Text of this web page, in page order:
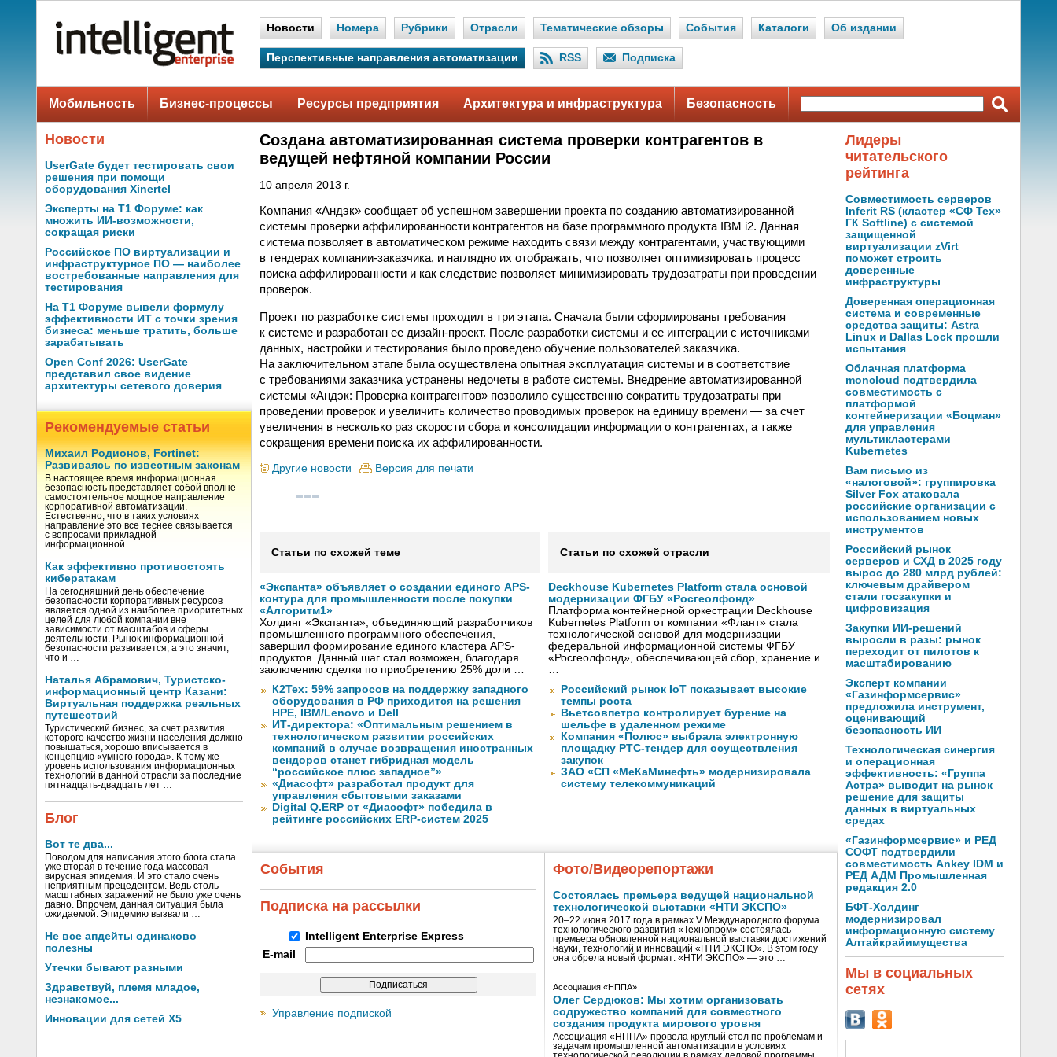
Новости Номера Рубрики Отрасли Тематические обзоры События Каталоги Об издании
Перспективные направления автоматизации RSS Подписка
Мобильность Бизнес-процессы Ресурсы предприятия Архитектура и инфраструктура Безопасность
Новости
UserGate будет тестировать свои
решения при помощи
оборудования Xinertel
Эксперты на Т1 Форуме: как
множить ИИ-возможности,
сокращая риски
Российское ПО виртуализации и
инфраструктурное ПО — наиболее
востребованные направления для
тестирования
На Т1 Форуме вывели формулу
эффективности ИТ с точки зрения
бизнеса: меньше тратить, больше
зарабатывать
Open Conf 2026: UserGate
представил свое видение
архитектуры сетевого доверия
Рекомендуемые статьи
Михаил Родионов, Fortinet:
Развиваясь по известным законам
В настоящее время информационная
безопасность представляет собой вполне
самостоятельное мощное направление
корпоративной автоматизации.
Естественно, что в таких условиях
направление это все теснее связывается
с вопросами прикладной
информационной …
Как эффективно противостоять
кибератакам
На сегодняшний день обеспечение
безопасности корпоративных ресурсов
является одной из наиболее приоритетных
целей для любой компании вне
зависимости от масштабов и сферы
деятельности. Рынок информационной
безопасности развивается, а это значит,
что и …
Наталья Абрамович, Туристско-
информационный центр Казани:
Виртуальная поддержка реальных
путешествий
Туристический бизнес, за счет развития
которого качество жизни населения должно
повышаться, хорошо вписывается в
концепцию «умного города». К тому же
уровень использования информационных
технологий в данной отрасли за последние
пятнадцать-двадцать лет …
Блог
Вот те два...
Поводом для написания этого блога стала
уже вторая в течение года массовая
вирусная эпидемия. И это стало очень
неприятным прецедентом. Ведь столь
масштабных заражений не было уже очень
давно. Впрочем, данная ситуация была
ожидаемой. Эпидемию вызвали …
Не все апдейты одинаково
полезны
Утечки бывают разными
Здравствуй, племя младое,
незнакомое...
Инновации для сетей X5
Создана автоматизированная система проверки контрагентов в
ведущей нефтяной компании России
10 апреля 2013 г.
Компания «Андэк» сообщает об успешном завершении проекта по созданию автоматизированной
системы проверки аффилированности контрагентов на базе программного продукта IBM i2. Данная
система позволяет в автоматическом режиме находить связи между контрагентами, участвующими
в тендерах компании-заказчика, и наглядно их отображать, что позволяет оптимизировать процесс
поиска аффилированности и как следствие позволяет минимизировать трудозатраты при проведении
проверок.
Проект по разработке системы проходил в три этапа. Сначала были сформированы требования
к системе и разработан ее дизайн-проект. После разработки системы и ее интеграции с источниками
данных, настройки и тестирования было проведено обучение пользователей заказчика.
На заключительном этапе была осуществлена опытная эксплуатация системы и в соответствие
с требованиями заказчика устранены недочеты в работе системы. Внедрение автоматизированной
системы «Андэк: Проверка контрагентов» позволило существенно сократить трудозатраты при
проведении проверок и увеличить количество проводимых проверок на единицу времени — за счет
увеличения в несколько раз скорости сбора и консолидации информации о контрагентах, а также
сокращения времени поиска их аффилированности.
Другие новости Версия для печати
Статьи по схожей теме
«Экспанта» объявляет о создании единого APS-
контура для промышленности после покупки
«Алгоритм1»
Холдинг «Экспанта», объединяющий разработчиков
промышленного программного обеспечения,
завершил формирование единого кластера APS-
продуктов. Данный шаг стал возможен, благодаря
заключению сделки по приобретению 25% доли …
К2Тех: 59% запросов на поддержку западного
оборудования в РФ приходится на решения
HPE, IBM/Lenovo и Dell
ИТ-директора: «Оптимальным решением в
технологическом развитии российских
компаний в случае возвращения иностранных
вендоров станет гибридная модель
“российское плюс западное”»
«Диасофт» разработал продукт для
управления сбытовыми заказами
Digital Q.ERP от «Диасофт» победила в
рейтинге российских ERP-систем 2025
Статьи по схожей отрасли
Deckhouse Kubernetes Platform стала основой
модернизации ФГБУ «Росгеолфонд»
Платформа контейнерной оркестрации Deckhouse
Kubernetes Platform от компании «Флант» стала
технологической основой для модернизации
федеральной информационной системы ФГБУ
«Росгеолфонд», обеспечивающей сбор, хранение и
…
Российский рынок IoT показывает высокие
темпы роста
Вьетсовпетро контролирует бурение на
шельфе в удаленном режиме
Компания «Полюс» выбрала электронную
площадку РТС-тендер для осуществления
закупок
ЗАО «СП «МеКаМинефть» модернизировала
систему телекоммуникаций
События
Подписка на рассылки
Intelligent Enterprise Express
E-mail
Управление подпиской
Фото/Видеорепортажи
Состоялась премьера ведущей национальной
технологической выставки «НТИ ЭКСПО»
20–22 июня 2017 года в рамках V Международного форума
технологического развития «Технопром» состоялась
премьера обновленной национальной выставки достижений
науки, технологий и инноваций «НТИ ЭКСПО». В этом году
она обрела новый формат: «НТИ ЭКСПО» — это …
Ассоциация «НППА»
Олег Сердюков: Мы хотим организовать
содружество компаний для совместного
создания продукта мирового уровня
Ассоциация «НППА» провела круглый стол по проблемам и
задачам промышленной автоматизации в условиях
Лидеры
читательского
рейтинга
Совместимость серверов
Inferit RS (кластер «СФ Тех»
ГК Softline) с системой
защищенной
виртуализации zVirt
поможет строить
доверенные
инфраструктуры
Доверенная операционная
система и современные
средства защиты: Astra
Linux и Dallas Lock прошли
испытания
Облачная платформа
moncloud подтвердила
совместимость с
платформой
контейнеризации «Боцман»
для управления
мультикластерами
Kubernetes
Вам письмо из
«налоговой»: группировка
Silver Fox атаковала
российские организации с
использованием новых
инструментов
Российский рынок
серверов и СХД в 2025 году
вырос до 280 млрд рублей:
ключевым драйвером
стали госзакупки и
цифровизация
Закупки ИИ-решений
выросли в разы: рынок
переходит от пилотов к
масштабированию
Эксперт компании
«Газинформсервис»
предложила инструмент,
оценивающий
безопасность ИИ
Технологическая синергия
и операционная
эффективность: «Группа
Астра» выводит на рынок
решение для защиты
данных в виртуальных
средах
«Газинформсервис» и РЕД
СОФТ подтвердили
совместимость Ankey IDM и
РЕД АДМ Промышленная
редакция 2.0
БФТ-Холдинг
модернизировал
информационную систему
Алтайкрайимущества
Мы в социальных
сетях